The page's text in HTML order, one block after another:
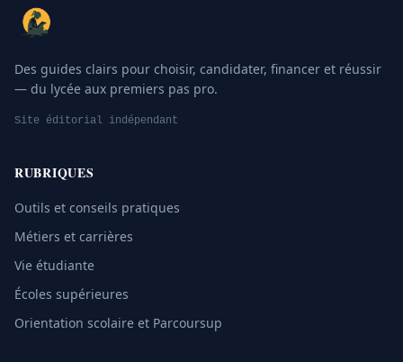
Des guides clairs pour choisir, candidater, financer et réussir
— du lycée aux premiers pas pro.
Site éditorial indépendant
RUBRIQUES
Outils et conseils pratiques
Métiers et carrières
Vie étudiante
Écoles supérieures
Orientation scolaire et Parcoursup